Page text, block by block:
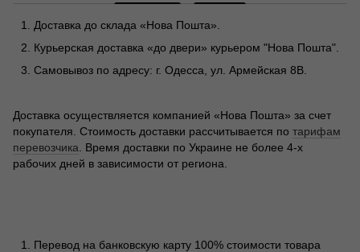
Доставка до склада «Нова Пошта».
Курьерская доставка «до двери» курьером "Нова Пошта".
Самовывоз по адресу: г. Одесса, ул. Армейская 8В.
Доставка осуществляется компанией «Нова Пошта» за счет
покупателя. Стоимость доставки рассчитывается по тарифам
перевозчика . Время доставки по Украине не более 4-х
рабочих дней в зависимости от региона.
Перевод на банковскую карту 100% стоимости товара